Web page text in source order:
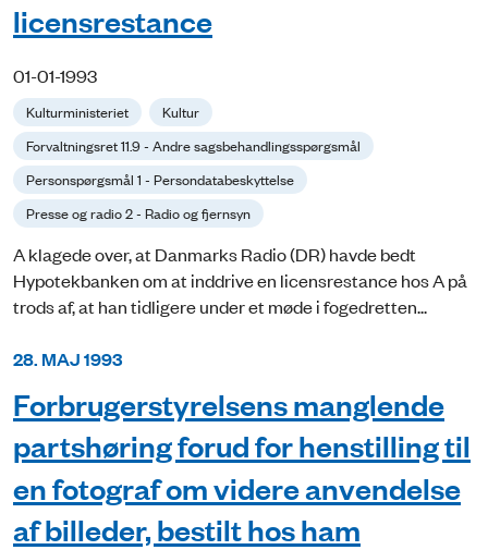
licensrestance
01-01-1993
Kulturministeriet
Kultur
Forvaltningsret 11.9 - Andre sagsbehandlingsspørgsmål
Personspørgsmål 1 - Persondatabeskyttelse
Presse og radio 2 - Radio og fjernsyn
A klagede over, at Danmarks Radio (DR) havde bedt
Hypotekbanken om at inddrive en licensrestance hos A på
trods af, at han tidligere under et møde i fogedretten...
28. MAJ 1993
Forbrugerstyrelsens manglende
partshøring forud for henstilling til
en fotograf om videre anvendelse
af billeder, bestilt hos ham